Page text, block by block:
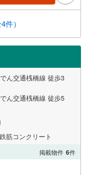
）
ん交通桟橋線 徒歩3
ん交通桟橋線 徒歩5
筋コンクリート
掲載物件 6件